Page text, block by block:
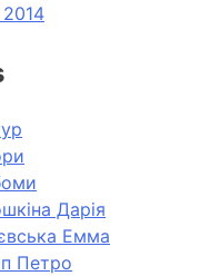
Дарія
Емма
Петро